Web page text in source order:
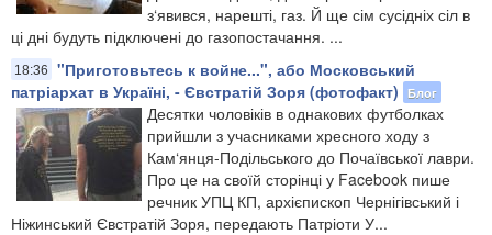
з‘явився, нарешті, газ. Й ще сім сусідніх сіл в
ці дні будуть підключені до газопостачання. ...
18:36
"Приготовьтесь к войне...", або Московський
патріархат в Україні, - Євстратій Зоря (фотофакт)
Блог
Десятки чоловіків в однакових футболках
прийшли з учасниками хресного ходу з
Кам‘янця-Подільського до Почаївської лаври.
Про це на своїй сторінці у Facebook пише
речник УПЦ КП, архієпископ Чернігівський і
Ніжинський Євстратій Зоря, передають Патріоти У...